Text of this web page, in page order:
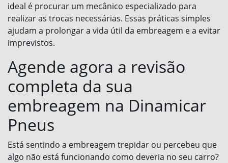
ideal é procurar um mecânico especializado para
realizar as trocas necessárias. Essas práticas simples
ajudam a prolongar a vida útil da embreagem e a evitar
imprevistos.
Agende agora a revisão
completa da sua
embreagem na Dinamicar
Pneus
Está sentindo a embreagem trepidar ou percebeu que
algo não está funcionando como deveria no seu carro?